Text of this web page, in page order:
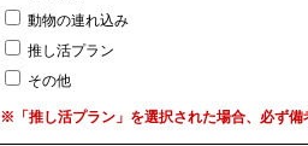
動物の連れ込み
推し活プラン
その他
※「推し活プラン」を選択された場合、必ず備